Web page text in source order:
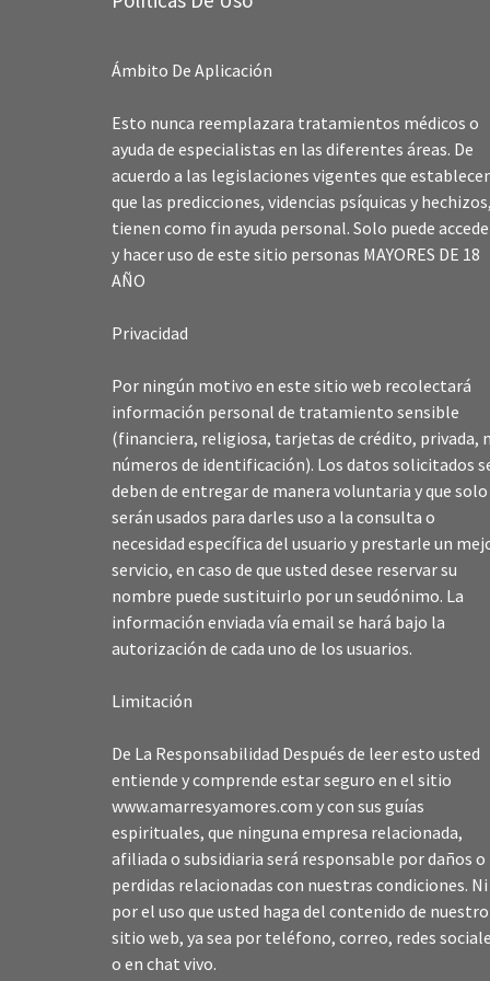
Ámbito De Aplicación
Esto nunca reemplazara tratamientos médicos o
ayuda de especialistas en las diferentes áreas. De
acuerdo a las legislaciones vigentes que
que las predicciones, videncias psíquicas y hechizos,
tienen como fin ayuda personal. Solo puede
y hacer uso de este sitio personas MAYORES DE 18
AÑO
Privacidad
Por ningún motivo en este sitio web recolectará
información personal de tratamiento sensible
(financiera, religiosa, tarjetas de crédito, privada,
números de identificación). Los datos solicitados
deben de entregar de manera voluntaria y que solo
serán usados para darles uso a la consulta o
necesidad específica del usuario y prestarle un
servicio, en caso de que usted desee reservar su
nombre puede sustituirlo por un seudónimo. La
información enviada vía email se hará bajo la
autorización de cada uno de los usuarios.
Limitación
De La Responsabilidad Después de leer esto usted
entiende y comprende estar seguro en el sitio
www.amarresyamores.com y con sus guías
espirituales, que ninguna empresa relacionada,
afiliada o subsidiaria será responsable por daños o
perdidas relacionadas con nuestras condiciones. Ni
por el uso que usted haga del contenido de nuestro
sitio web, ya sea por teléfono, correo, redes
o en chat vivo.